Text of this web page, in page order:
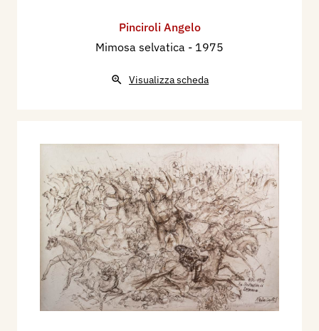
Pinciroli Angelo
Mimosa selvatica - 1975
Visualizza scheda